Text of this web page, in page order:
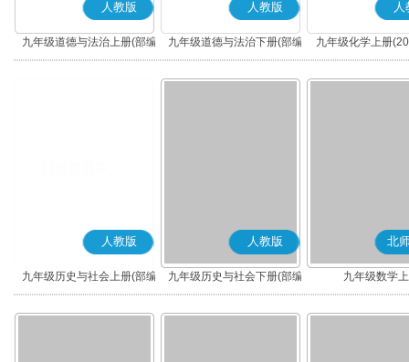
人教版
九年级道德与法治上册(部编
版)
人教版
九年级道德与法治下册(部编
版)
人
九年级化学上册
人教版
九年级历史与社会上册(部编
版)
人教版
九年级历史与社会下册(部编
版)
北
九年级数学